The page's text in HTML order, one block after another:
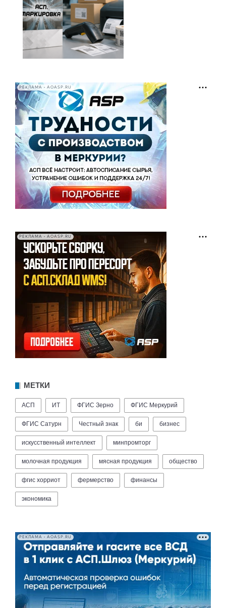
РЕКЛАМА • AOASP.RU
РЕКЛАМА • AOASP.RU
МЕТКИ
АСП ИТ ФГИС Зерно ФГИС Меркурий
ФГИС Сатурн Честный знак би бизнес
искусственный интеллект минпромторг
молочная продукция мясная продукция общество
фгис хорриот фермерство финансы
экономика
РЕКЛАМА • AOASP.RU